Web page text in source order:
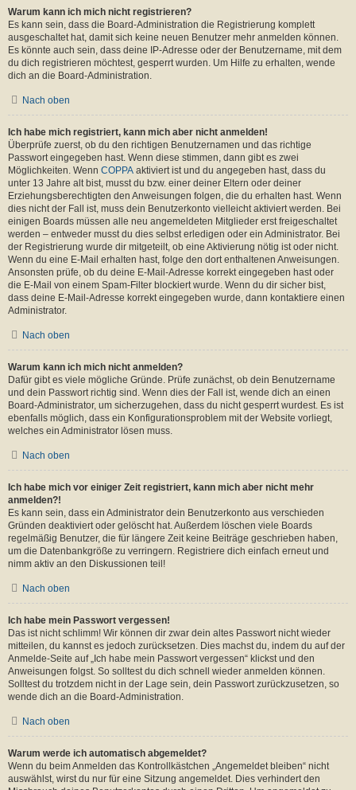
Warum kann ich mich nicht registrieren?
Es kann sein, dass die Board-Administration die Registrierung komplett
ausgeschaltet hat, damit sich keine neuen Benutzer mehr anmelden können.
Es könnte auch sein, dass deine IP-Adresse oder der Benutzername, mit dem
du dich registrieren möchtest, gesperrt wurden. Um Hilfe zu erhalten, wende
dich an die Board-Administration.
Nach oben
Ich habe mich registriert, kann mich aber nicht anmelden!
Überprüfe zuerst, ob du den richtigen Benutzernamen und das richtige
Passwort eingegeben hast. Wenn diese stimmen, dann gibt es zwei
Möglichkeiten. Wenn COPPA aktiviert ist und du angegeben hast, dass du
unter 13 Jahre alt bist, musst du bzw. einer deiner Eltern oder deiner
Erziehungsberechtigten den Anweisungen folgen, die du erhalten hast. Wenn
dies nicht der Fall ist, muss dein Benutzerkonto vielleicht aktiviert werden. Bei
einigen Boards müssen alle neu angemeldeten Mitglieder erst freigeschaltet
werden – entweder musst du dies selbst erledigen oder ein Administrator. Bei
der Registrierung wurde dir mitgeteilt, ob eine Aktivierung nötig ist oder nicht.
Wenn du eine E-Mail erhalten hast, folge den dort enthaltenen Anweisungen.
Ansonsten prüfe, ob du deine E-Mail-Adresse korrekt eingegeben hast oder
die E-Mail von einem Spam-Filter blockiert wurde. Wenn du dir sicher bist,
dass deine E-Mail-Adresse korrekt eingegeben wurde, dann kontaktiere einen
Administrator.
Nach oben
Warum kann ich mich nicht anmelden?
Dafür gibt es viele mögliche Gründe. Prüfe zunächst, ob dein Benutzername
und dein Passwort richtig sind. Wenn dies der Fall ist, wende dich an einen
Board-Administrator, um sicherzugehen, dass du nicht gesperrt wurdest. Es ist
ebenfalls möglich, dass ein Konfigurationsproblem mit der Website vorliegt,
welches ein Administrator lösen muss.
Nach oben
Ich habe mich vor einiger Zeit registriert, kann mich aber nicht mehr
anmelden?!
Es kann sein, dass ein Administrator dein Benutzerkonto aus verschieden
Gründen deaktiviert oder gelöscht hat. Außerdem löschen viele Boards
regelmäßig Benutzer, die für längere Zeit keine Beiträge geschrieben haben,
um die Datenbankgröße zu verringern. Registriere dich einfach erneut und
nimm aktiv an den Diskussionen teil!
Nach oben
Ich habe mein Passwort vergessen!
Das ist nicht schlimm! Wir können dir zwar dein altes Passwort nicht wieder
mitteilen, du kannst es jedoch zurücksetzen. Dies machst du, indem du auf der
Anmelde-Seite auf „Ich habe mein Passwort vergessen“ klickst und den
Anweisungen folgst. So solltest du dich schnell wieder anmelden können.
Solltest du trotzdem nicht in der Lage sein, dein Passwort zurückzusetzen, so
wende dich an die Board-Administration.
Nach oben
Warum werde ich automatisch abgemeldet?
Wenn du beim Anmelden das Kontrollkästchen „Angemeldet bleiben“ nicht
auswählst, wirst du nur für eine Sitzung angemeldet. Dies verhindert den